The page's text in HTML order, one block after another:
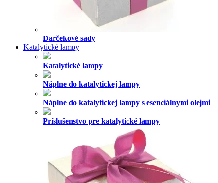
Darčekové sady
Katalytické lampy
Katalytické lampy
Náplne do katalytickej lampy
Náplne do katalytickej lampy s esenciálnymi olejmi
Príslušenstvo pre katalytické lampy